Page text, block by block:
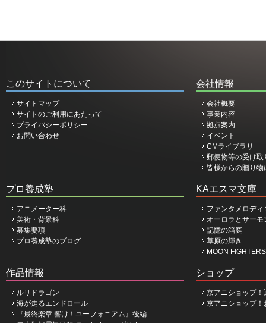
このサイトについて
サイトマップ
サイトのご利用にあたって
プライバシーポリシー
お問い合わせ
会社情報
会社概要
事業内容
拠点案内
イベント
CMライブラリ
郵便物等の受け取
皆様からの贈り
プロ養成塾
アニメーター科
美術・背景科
募集要項
プロ養成塾のブログ
KAエスマ文庫
ファンタメロデ
オーロラとサーモ
記憶の箱庭
草原の輝き
MOON
作品情報
ルリドラゴン
海が走るエンドロール
『最終楽章 響け！ユーフォニアム』後編
ショップ
京アニショップ！
京アニショップ！